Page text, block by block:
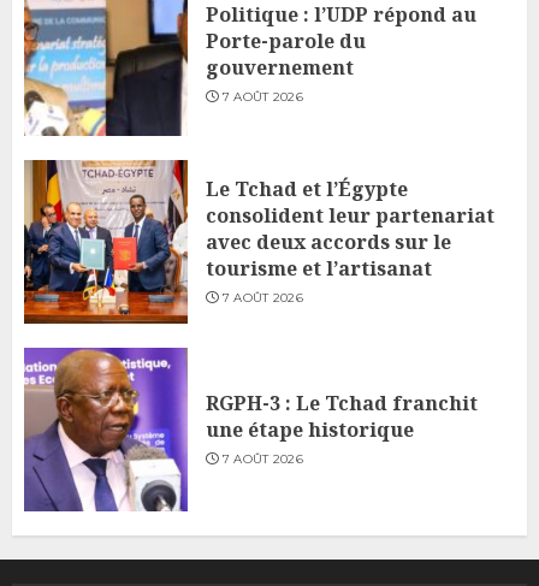
Politique : l’UDP répond au
Porte-parole du
gouvernement
7 AOÛT 2026
Le Tchad et l’Égypte
consolident leur partenariat
avec deux accords sur le
tourisme et l’artisanat
7 AOÛT 2026
RGPH-3 : Le Tchad franchit
une étape historique
7 AOÛT 2026